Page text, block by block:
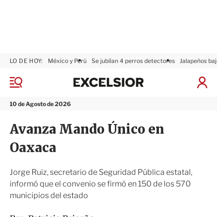
M
n
10 de Agosto de 2026
LO DE HOY: México y Perú Se jubilan 4 perros detectores Jalapeños
I
x
i
Avanza Mando Único en
Oaxaca
Jorge Ruiz, secretario de Seguridad Pública estatal,
informó que el convenio se firmó en 150 de los 570
municipios del estado